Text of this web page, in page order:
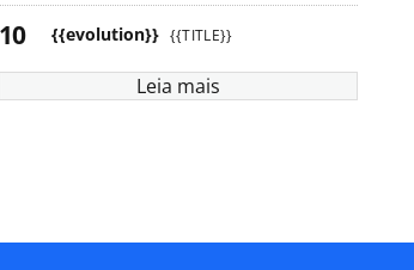
{{evolution}} {{TITLE}}
Leia mais